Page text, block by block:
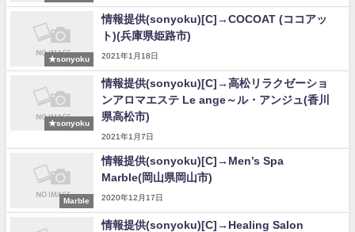
★sonyoku
情報提供(sonyoku)[C]→COCOAT (ココアッ
ト)(兵庫県姫路市)
2021年1月18日
★sonyoku
情報提供(sonyoku)[C]→高松リラクゼーショ
ンアロマエステ Le ange～ル・アンジュ(香川
県高松市)
2021年1月7日
Marble
情報提供(sonyoku)[C]→Men’s Spa
Marble(岡山県岡山市)
2020年12月17日
情報提供(sonyoku)[C]→Healing Salon